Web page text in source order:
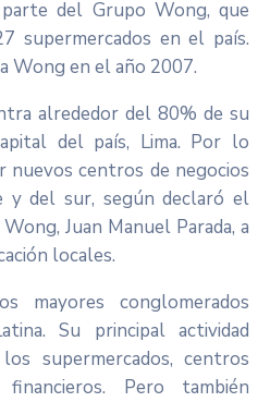
del Grupo Wong, que
supermercados en el país.
Wong en el año 2007.
alrededor del 80% de su
del país, Lima. Por lo
nuevos centros de negocios
del sur, según declaró el
Juan Manuel Parada, a
locales.
mayores conglomerados
Su principal actividad
supermercados, centros
Pero también